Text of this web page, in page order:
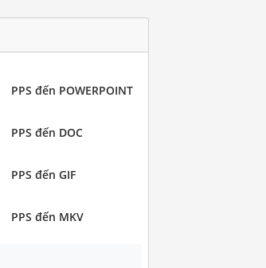
PPS đến POWERPOINT
PPS đến DOC
PPS đến GIF
PPS đến MKV